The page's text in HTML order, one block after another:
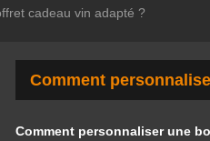
cadeau vin adapté ?
Comment
Comment personnaliser une